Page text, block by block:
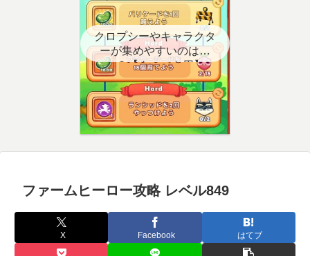
クロプシーやキャラクタ
ーが集めやすいのはど
こ？【クエスト用】
ファームヒーロー攻略 レベル849
X Facebook はてブ